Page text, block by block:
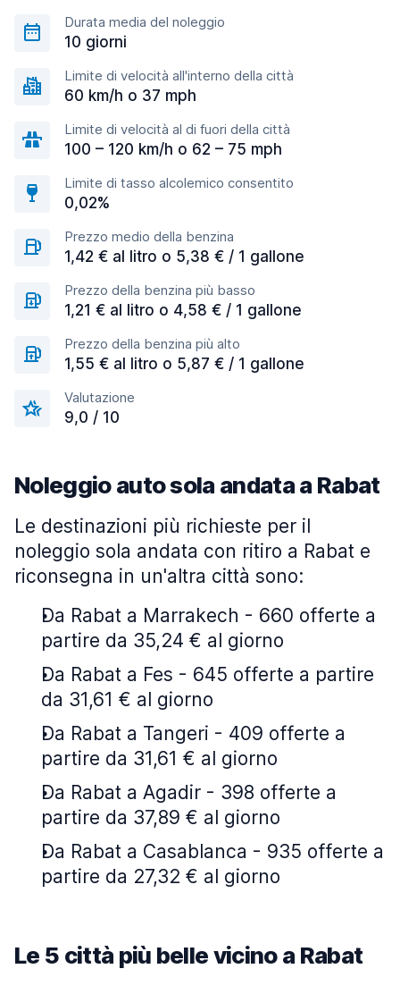
Durata media del noleggio
10 giorni
Limite di velocità all'interno della città
60 km/h o 37 mph
Limite di velocità al di fuori della città
100 – 120 km/h o 62 – 75 mph
Limite di tasso alcolemico consentito
0,02%
Prezzo medio della benzina
1,42 € al litro o 5,38 € / 1 gallone
Prezzo della benzina più basso
1,21 € al litro o 4,58 € / 1 gallone
Prezzo della benzina più alto
1,55 € al litro o 5,87 € / 1 gallone
Valutazione
9,0 / 10
Noleggio auto sola andata a Rabat
Le destinazioni più richieste per il
noleggio sola andata con ritiro a Rabat e
riconsegna in un'altra città sono:
Da Rabat a Marrakech - 660 offerte a
partire da 35,24 € al giorno
Da Rabat a Fes - 645 offerte a partire
da 31,61 € al giorno
Da Rabat a Tangeri - 409 offerte a
partire da 31,61 € al giorno
Da Rabat a Agadir - 398 offerte a
partire da 37,89 € al giorno
Da Rabat a Casablanca - 935 offerte a
partire da 27,32 € al giorno
Le 5 città più belle vicino a Rabat